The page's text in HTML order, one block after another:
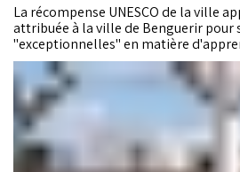
La récompense UNESCO de la ville
attribuée à la ville de Benguerir pour
"exceptionnelles" en matière
la vie, a annoncé l'Organisation des
l'éducation, la science et la culture.